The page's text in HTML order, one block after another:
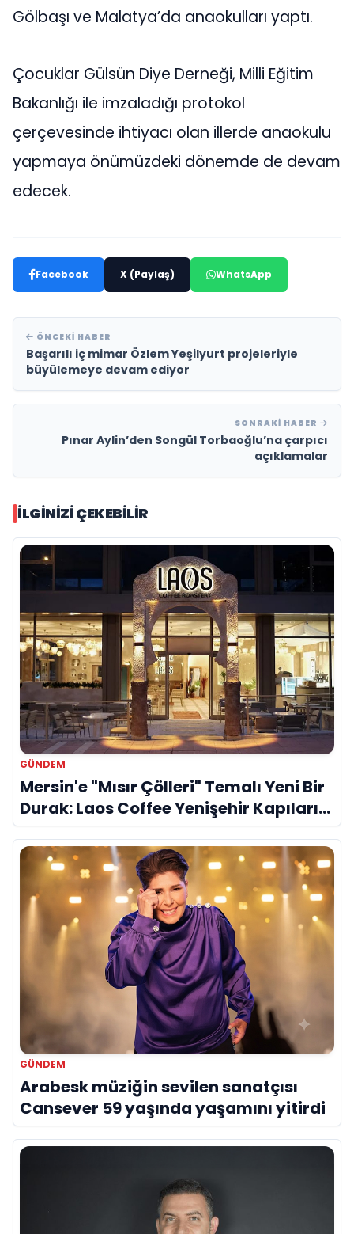
Gölbaşı ve Malatya’da anaokulları yaptı.
Çocuklar Gülsün Diye Derneği, Milli Eğitim
Bakanlığı ile imzaladığı protokol
çerçevesinde ihtiyacı olan illerde anaokulu
yapmaya önümüzdeki dönemde de devam
edecek.
Facebook X (Paylaş) WhatsApp
ÖNCEKI HABER
Başarılı iç mimar Özlem Yeşilyurt projeleriyle
büyülemeye devam ediyor
SONRAKI HABER
Pınar Aylin’den Songül Torbaoğlu’na çarpıcı
açıklamalar
İLGINIZI ÇEKEBILIR
GÜNDEM
Mersin'e "Mısır Çölleri" Temalı Yeni Bir
Durak: Laos Coffee Yenişehir Kapılarını
Açtı
GÜNDEM
Arabesk müziğin sevilen sanatçısı
Cansever 59 yaşında yaşamını yitirdi